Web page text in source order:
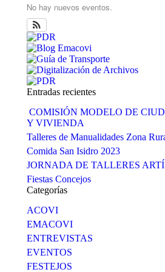
No hay nuevos eventos.
Entradas recientes
COMISIÓN MODELO DE
Y VIVIENDA
Talleres de Manualidades Zona
Comida San Isidro 2023
JORNADA DE TALLERES
Fiestas Concejos
Categorías
ACOVI
EMACOVI
ENTREVISTAS
EVENTOS
FESTEJOS